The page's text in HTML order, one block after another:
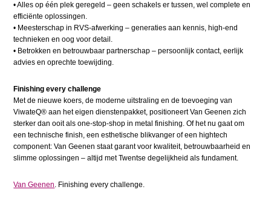
•​ Alles op één plek geregeld – geen schakels er tussen, wel complete en
efficiënte oplossingen.
•​ Meesterschap in RVS-afwerking – generaties aan kennis, high-end
technieken en oog voor detail.
•​ Betrokken en betrouwbaar partnerschap – persoonlijk contact, eerlijk
advies en oprechte toewijding.
Finishing every challenge
Met de nieuwe koers, de moderne uitstraling en de toevoeging van
ViwateQ® aan het eigen dienstenpakket, positioneert Van Geenen zich
sterker dan ooit als one-stop-shop in metal finishing. Of het nu gaat om
een technische finish, een esthetische blikvanger of een hightech
component: Van Geenen staat garant voor kwaliteit, betrouwbaarheid en
slimme oplossingen – altijd met Twentse degelijkheid als fundament.
Van Geenen. Finishing every challenge.